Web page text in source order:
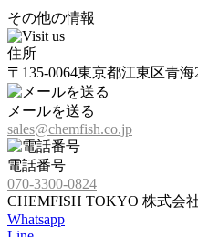
その他の情報
住所
〒135-0064東京都江東区青海
メールを送る
sales@chemfish.co.jp
電話番号
070-3300-0824
CHEMFISH TOKYO 株式会
Whatsapp